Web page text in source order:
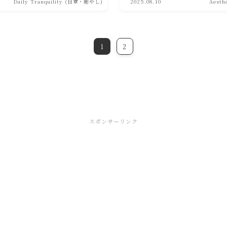
1 2
スポンサーリンク